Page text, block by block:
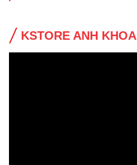
KSTORE ANH KHOA